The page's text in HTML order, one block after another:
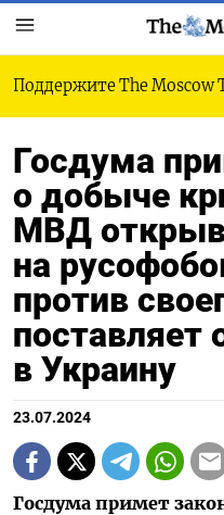
Поддержите The Moscow
Госдума
о добыче
МВД
на
против
поставляет
в Украину
23.07.2024
Госдума примет